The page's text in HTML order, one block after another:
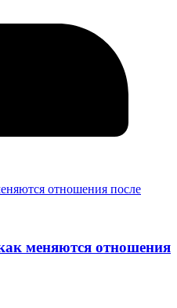
меняются отношения